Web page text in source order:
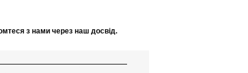
з нами через наш досвід.